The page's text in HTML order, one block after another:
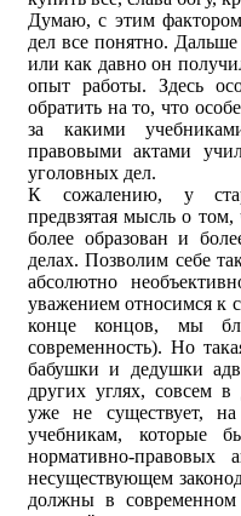
Думаю, с этим
дел все понятно.
или как давно он
опыт работы. Здесь
обратить на то, что
за какими
правовыми актами
уголовных дел.
К сожалению, у
предвзятая мысль о
более образован и
делах. Позволим себе
абсолютно
уважением относимся к
конце концов, мы
современность). Но
бабушки и дедушки
других углях, совсем
уже не существует,
учебникам, которые
нормативно-
несуществующем
должны в